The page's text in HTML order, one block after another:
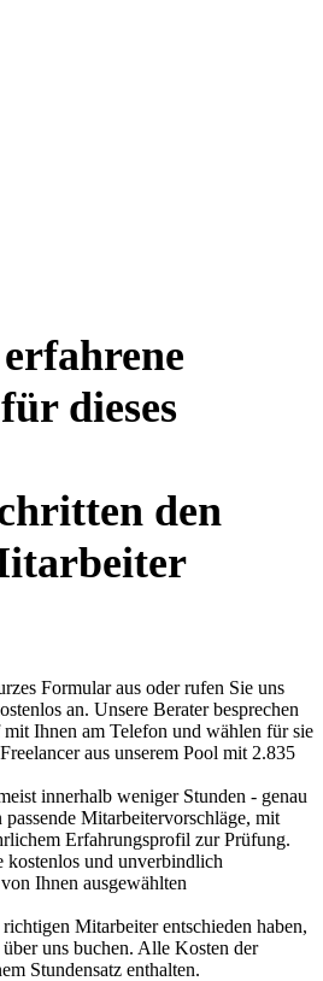
dieses
den
Formular aus oder rufen Sie uns
an. Unsere Berater besprechen
Ihnen am Telefon und wählen für sie
aus unserem Pool mit 2.835
innerhalb weniger Stunden - genau
Mitarbeitervorschläge, mit
Erfahrungsprofil zur Prüfung.
kostenlos und unverbindlich
Ihnen ausgewählten
Mitarbeiter entschieden haben,
uns buchen. Alle Kosten der
Stundensatz enthalten.